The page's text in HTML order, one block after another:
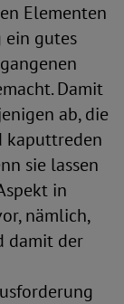
Elementen
ein gutes
Damit
ab, die
kaputtreden
sie lassen
in
nämlich,
damit der